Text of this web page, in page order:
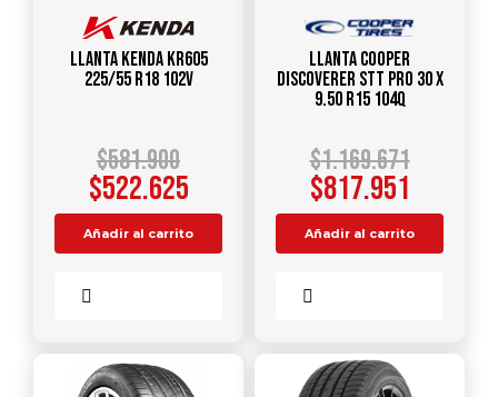
Llanta KENDA KR605
225/55 R18 102V
$581.900
$522.625
Añadir al carrito
Llanta COOPER
DISCOVERER STT PRO 30 X
9.50 R15 104Q
$1.169.671
$817.951
Añadir al carrito